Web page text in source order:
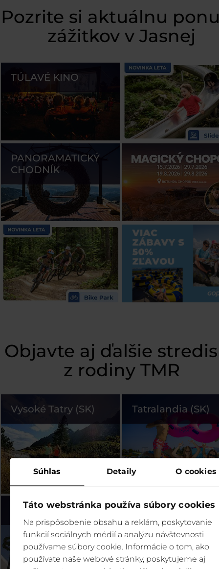
Súhlas Detaily O cookies
Táto webstránka používa súbory cookies
Na prispôsobenie obsahu a reklám, poskytovanie
funkcií sociálnych médií a analýzu návštevnosti
používame súbory cookie. Informácie o tom, ako
používate naše webové stránky, poskytujeme aj
Pozrite si aktuálnu
zážitkov v Jasnej
TÚLAVÉ KINO
PANORAMATICKÝ
CHODNÍK
Objavte aj ďalšie
z rodiny TMR
Vysoké Tatry (SK) Tatralandia (SK)
Bešeňová (SK) Legendia (PL)